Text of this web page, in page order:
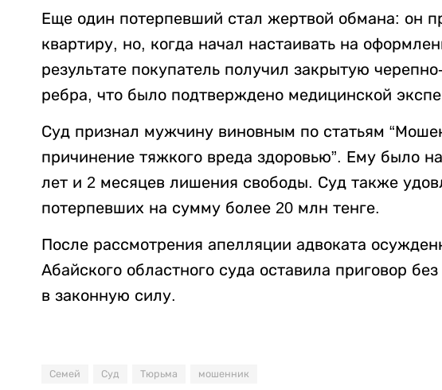
Еще один потерпевший стал жертвой обмана: он
квартиру, но, когда начал настаивать на
результате покупатель получил закрытую
ребра, что было подтверждено медицинской
Суд признал мужчину виновным по статьям
причинение тяжкого вреда здоровью”. Ему было
лет и 2 месяцев лишения свободы. Суд также
потерпевших на сумму более 20 млн тенге.
После рассмотрения апелляции адвоката
Абайского областного суда оставила приговор
в законную силу.
Семей Суд Тюрьма мошенник